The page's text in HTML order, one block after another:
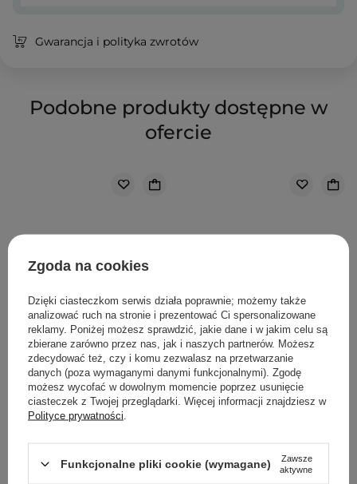
Gwarancja i polityka zwrotów
Podobne produkty dostępne w
ofercie
PROMOCJA
C Serum - Serum z
PROMOCJA
Hyaluronic Acid + Vitamin
C Serum - Serum z
Zgoda na cookies
Dzięki ciasteczkom serwis działa poprawnie; możemy także
analizować ruch na stronie i prezentować Ci spersonalizowane
reklamy. Poniżej możesz sprawdzić, jakie dane i w jakim celu są
zbierane zarówno przez nas, jak i naszych partnerów. Możesz
zdecydować też, czy i komu zezwalasz na przetwarzanie
danych (poza wymaganymi danymi funkcjonalnymi). Zgodę
możesz wycofać w dowolnym momencie poprzez usunięcie
ciasteczek z Twojej przeglądarki. Więcej informacji znajdziesz w
Polityce prywatności
Funkcjonalne pliki cookie (wymagane)
Zawsze
aktywne